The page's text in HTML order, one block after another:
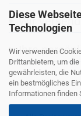
Diese
Technologien
Wir verwenden
Drittanbietern, um
gewährleisten, die
ein bestmögliches
Informationen finden
Wir
Ihre